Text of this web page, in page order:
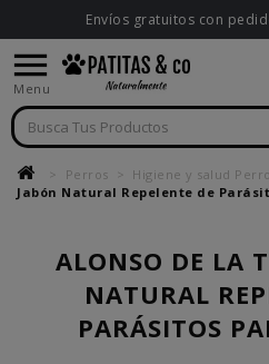
Envíos gratuitos con

Menu
Perros Higiene y salud
Jabón Natural Repelente de
ALONSO DE LA
NATURAL
PARÁSITOS